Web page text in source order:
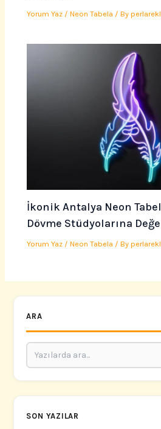
Yorum Yaz /Neon Tabela / By
İkonik Antalya Neon
Dövme Stüdyolarına
Yorum Yaz /Neon Tabela / By
ARA
SON YAZILAR